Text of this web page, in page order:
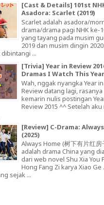
[Cast & Details] 101st
Asadora: Scarlet (2019)
Scarlet adalah asadora/
drama/drama pagi NHK ke-
yang tayang pada musim
2019 dan musim dingin 2020.
dibintangi ...
[Trivia] Year in Review
Dramas I Watch This Year
Wah, nggak nyangka Year in
Review datang lagi,
kemarin nulis postingan
Review 2015 ^^ Setelah
[Review] C-Drama:
(2025)
Always Home (树下有片红房
adalah drama China yang
dari web novel Shu Xia You
Hong Fang Zi karya Xiao Ge
sejak ...